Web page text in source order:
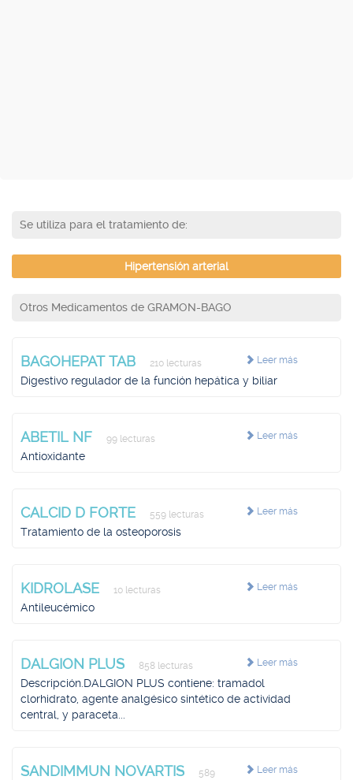
Se utiliza para el tratamiento de:
Hipertensión arterial
Otros Medicamentos de GRAMON-BAGO
Leer más
BAGOHEPAT TAB 210 lecturas
Digestivo regulador de la función hepática y biliar
Leer más
ABETIL NF 99 lecturas
Antioxidante
Leer más
CALCID D FORTE 559 lecturas
Tratamiento de la osteoporosis
Leer más
KIDROLASE 10 lecturas
Antileucémico
Leer más
DALGION PLUS 858 lecturas
Descripción.DALGION PLUS contiene: tramadol
clorhidrato, agente analgésico sintético de actividad
central, y paraceta...
Leer más
SANDIMMUN NOVARTIS
589